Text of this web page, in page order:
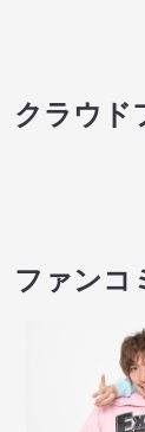
クラウド
ファンコ